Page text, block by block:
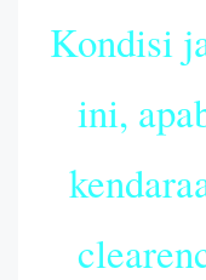
Kondisi
ini,